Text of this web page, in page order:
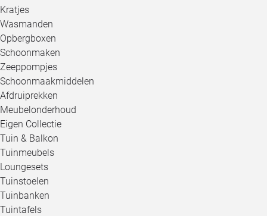
Kratjes
Wasmanden
Opbergboxen
Schoonmaken
Zeeppompjes
Schoonmaakmiddelen
Afdruiprekken
Meubelonderhoud
Eigen Collectie
Tuin & Balkon
Tuinmeubels
Loungesets
Tuinstoelen
Tuinbanken
Tuintafels